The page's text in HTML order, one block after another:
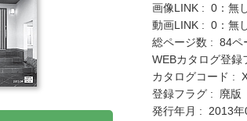
画像LINK : 0：無
動画LINK : 0：無
総ページ数 : 84ペ
WEBカタログ登
カタログコード :
登録フラグ : 廃版
発行年月 : 2013年